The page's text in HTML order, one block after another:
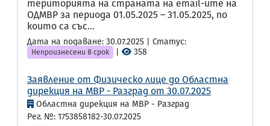
територията на страната на email-ите на
ОДМВР за периода 01.05.2025 – 31.05.2025, по
които са със...
Дата на подаване: 30.07.2025 | Статус:
Непроизнесени в срок 358
Заявление от Физическо лице до Областна
дирекция на МВР - Разград от 30.07.2025
Областна дирекция на МВР - Разград
Рег. №: 1753858182-30.07.2025